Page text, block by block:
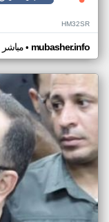
HM32SR
مباشر• mubasher.info